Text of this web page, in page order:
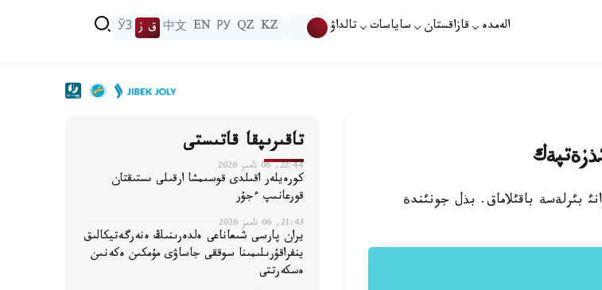
الەمدە قازاقستان ساياسات تالداۋ KZ
QZ
РУ
EN
中文 ق ز ЎЗ
بئرلةسة باقئلاماق. بذل جونئندة
تاقىرىپقا قاتىستى
22:44, 06 تامىز 2026
كورەيلەر اقىلدى قوسىمشا ارقىلى ىستىقتان
قورعانىپ ءجۇر
21:43, 06 تامىز 2026
يران پارسى شىعاناعى ەلدەرىنىڭ ەنەرگەتيكالىق
ينفراقۇرىلىمىنا سوققى جاساۋى مۇمكىن ەكەنىن
ەسكەرتتى